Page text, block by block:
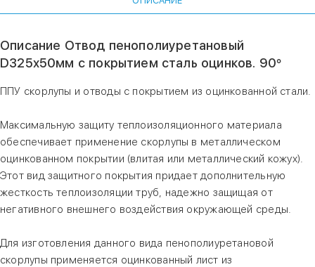
Описание Отвод пенополиуретановый
D325х50мм с покрытием сталь оцинков. 90°
ППУ скорлупы и отводы с покрытием из оцинкованной стали.
Максимальную защиту теплоизоляционного материала
обеспечивает применение скорлупы в металлическом
оцинкованном покрытии (влитая или металлический кожух).
Этот вид защитного покрытия придает дополнительную
жесткость теплоизоляции труб, надежно защищая от
негативного внешнего воздействия окружающей среды.
Для изготовления данного вида пенополиуретановой
скорлупы применяется оцинкованный лист из